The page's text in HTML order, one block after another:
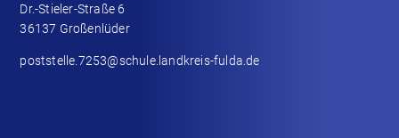
Dr.-Stieler-Straße 6
36137 Großenlüder
poststelle.7253@schule.landkreis-fulda.de